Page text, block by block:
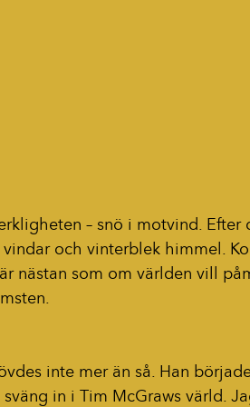
– snö i motvind. Efter
och vinterblek himmel.
nästan som om världen vill
inte mer än så. Han
in i Tim McGraws värld.